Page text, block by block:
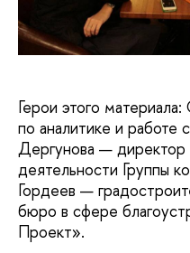
Герои этого
по аналитике и
Дергунова — директор
деятельности Группы
Гордеев —
бюро в сфере
Проект».